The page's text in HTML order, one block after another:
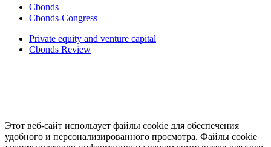
Cbonds
Cbonds-Congress
Private equity and venture capital
Cbonds Review
Этот веб-сайт использует файлы cookie для обеспечения
удобного и персонализированного просмотра. Файлы cookie